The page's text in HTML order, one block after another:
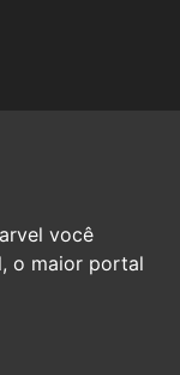
você
o maior portal